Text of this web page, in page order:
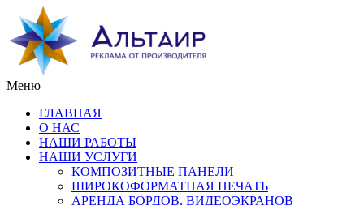
Меню
ГЛАВНАЯ
О НАС
НАШИ РАБОТЫ
НАШИ УСЛУГИ
КОМПОЗИТНЫЕ ПАНЕЛИ
ШИРОКОФОРМАТНАЯ ПЕЧАТЬ
АРЕНДА БОРДОВ, ВИДЕОЭКРАНОВ